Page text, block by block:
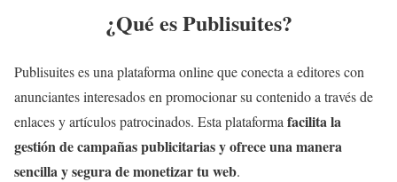
¿Qué es Publisuites?
Publisuites es una plataforma online que conecta a editores con
anunciantes interesados en promocionar su contenido a través de
enlaces y artículos patrocinados. Esta plataforma facilita la
gestión de campañas publicitarias y ofrece una manera
sencilla y segura de monetizar tu web.